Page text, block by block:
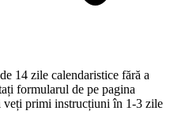
14 zile calendaristice fără a
formularul de pe pagina
veți primi instrucțiuni în 1-3 zile